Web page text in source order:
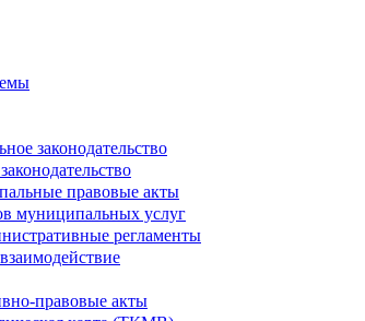
законодательство
правовые акты
муниципальных услуг
регламенты
правовые акты